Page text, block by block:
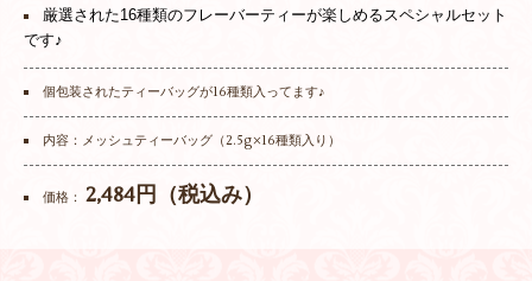
厳選された16種類のフレーバーティーが楽しめるスペシャルセット
です♪
個包装されたティーバッグが16種類入ってます♪
内容：メッシュティーバッグ（2.5g×16種類入り）
価格：2,484円（税込み）